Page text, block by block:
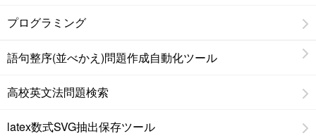
プログラミング
語句整序(並べかえ)問題作成自動化ツール
高校英文法問題検索
latex数式SVG抽出保存ツール